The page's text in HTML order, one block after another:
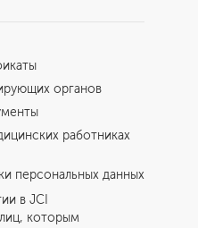
органов
работниках
персональных данных
в JCI
которым